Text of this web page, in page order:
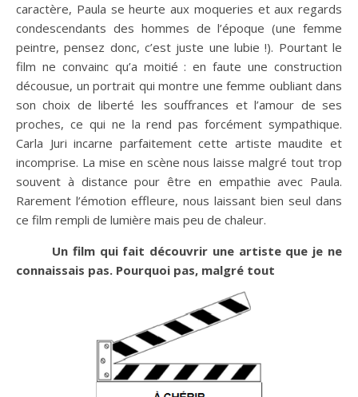
caractère, Paula se heurte aux moqueries et aux regards
condescendants des hommes de l’époque (une femme
peintre, pensez donc, c’est juste une lubie !). Pourtant le
film ne convainc qu’a moitié : en faute une construction
décousue, un portrait qui montre une femme oubliant dans
son choix de liberté les souffrances et l’amour de ses
proches, ce qui ne la rend pas forcément sympathique.
Carla Juri incarne parfaitement cette artiste maudite et
incomprise. La mise en scène nous laisse malgré tout trop
souvent à distance pour être en empathie avec Paula.
Rarement l’émotion effleure, nous laissant bien seul dans
ce film rempli de lumière mais peu de chaleur.
Un film qui fait découvrir une artiste que je ne
connaissais pas. Pourquoi pas, malgré tout